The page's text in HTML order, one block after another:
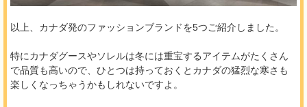
以上、カナダ発のファッションブランドを5つご紹介しました。
特にカナダグースやソレルは冬には重宝するアイテムがたくさん
で品質も高いので、ひとつは持っておくとカナダの猛烈な寒さも
楽しくなっちゃうかもしれないですよ。